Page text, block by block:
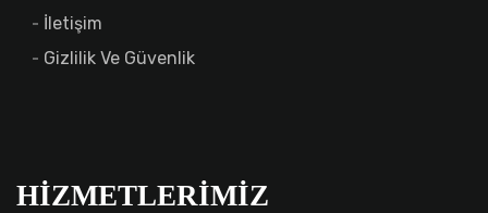
İletişim
Gizlilik Ve Güvenlik
HIZMETLERIMIZ